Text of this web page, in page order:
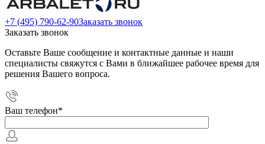
+7 (495) 790-62-90Заказать звонок
Заказать звонок
Оставьте Ваше сообщение и контактные данные и наши
специалисты свяжутся с Вами в ближайшее рабочее время для
решения Вашего вопроса.
Ваш телефон*